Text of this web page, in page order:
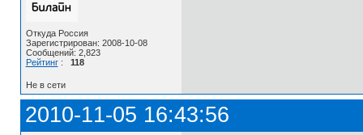
Откуда Россия
Зарегистрирован: 2008-10-08
Сообщений: 2,823
Рейтинг: 118
Не в сети
2010-11-05 16:43:56